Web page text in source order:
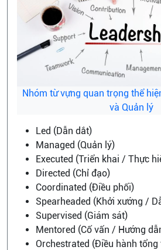
Nhóm từ vựng quan trọng thể
và Quản lý
Led (Dẫn dắt)
Managed (Quản lý)
Executed (Triển khai / Thực
Directed (Chỉ đạo)
Coordinated (Điều phối)
Spearheaded (Khởi xướng /
Supervised (Giám sát)
Mentored (Cố vấn / Hướng
Orchestrated (Điều hành tổng